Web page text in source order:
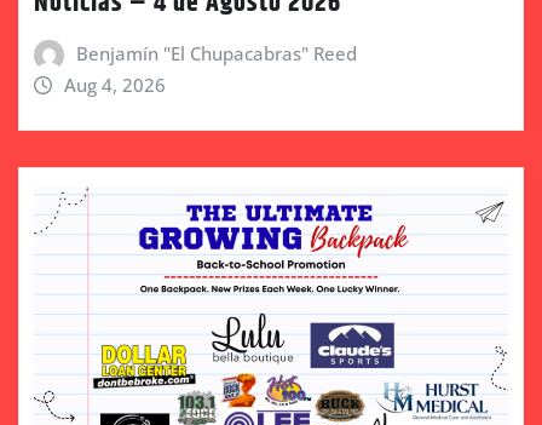
Benjamín "El Chupacabras" Reed
Aug 4, 2026